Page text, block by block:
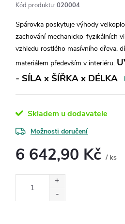
Kód produktu: 020004
Spárovka poskytuje výhody
zachování mechanicko-fyzikálních
vzhledu rostlého masívního dřeva,
materiálem především v interiéru.
- SÍLA x ŠÍŘKA x DÉLKA
Skladem u dodavatele
Možnosti doručení
6 642,90 Kč / ks